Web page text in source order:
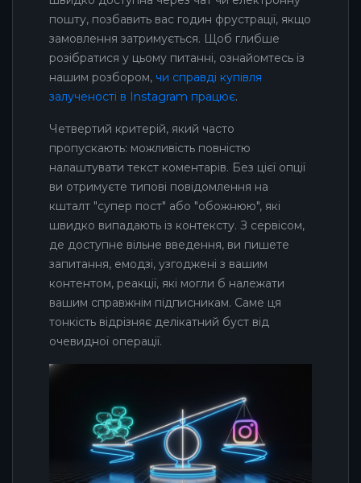
пошту, позбавить вас годин фрустрації, якщо
замовлення затримується. Щоб глибше
розібратися у цьому питанні, ознайомтесь із
нашим розбором, чи справді купівля
залученості в Instagram працює.
Четвертий критерій, який часто
пропускають: можливість повністю
налаштувати текст коментарів. Без цієї опції
ви отримуєте типові повідомлення на
кшталт "супер пост" або "обожнюю", які
швидко випадають із контексту. З сервісом,
де доступне вільне введення, ви пишете
запитання, емодзі, узгоджені з вашим
контентом, реакції, які могли б належати
вашим справжнім підписникам. Саме ця
тонкість відрізняє делікатний буст від
очевидної операції.